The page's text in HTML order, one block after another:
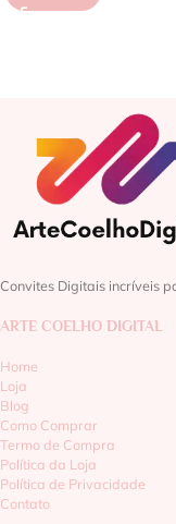
Convites Digitais incríveis
ARTE COELHO DIGITAL
Home
Loja
Blog
Como Comprar
Termo de Compra
Política da Loja
Política de Privacidade
Contato